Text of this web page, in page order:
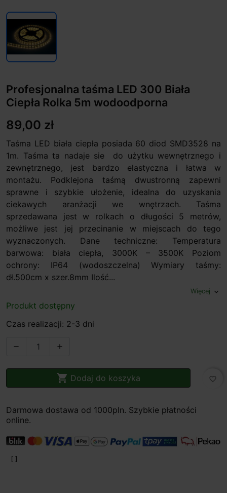
Profesjonalna taśma LED 300 Biała
Ciepła Rolka 5m wodoodporna
89,00 zł
Taśma LED biała ciepła posiada 60 diod SMD3528 na
1m. Taśma ta nadaje sie do użytku wewnętrznego i
zewnętrznego, jest bardzo elastyczna i łatwa w
montażu. Podklejona taśmą dwustronną zapewni
sprawne i szybkie ułożenie, idealna do uzyskania
ciekawych aranżacji we wnętrzach. Taśma
sprzedawana jest w rolkach o długości 5 metrów,
możliwe jest jej przecinanie w miejscach do tego
wyznaczonych. Dane techniczne: Temperatura
barwowa: biała ciepła, 3000K – 3500K Poziom
ochrony: IP64 (wodoszczelna) Wymiary taśmy:
dł.500cm x szer.8mm Ilość...
Więcej expand_more
Produkt dostępny
Czas realizacji: 2-3 dni
 
 Dodaj do koszyka favorite_border
Darmowa dostawa od 1000pln. Szybkie płatności
online.